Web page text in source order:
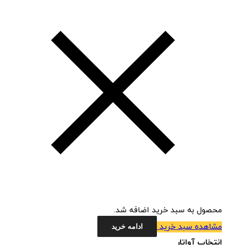
محصول به سبد خرید اضافه شد.
مشاهده سبد خرید
ادامه خرید
انتخاب آواتار